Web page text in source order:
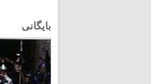
بایگانی